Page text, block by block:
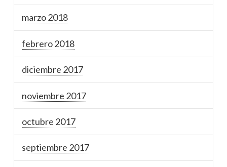
marzo 2018
febrero 2018
diciembre 2017
noviembre 2017
octubre 2017
septiembre 2017